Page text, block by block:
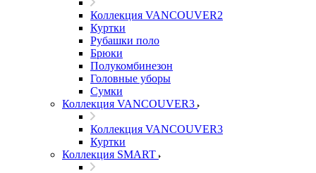
Коллекция VANCOUVER2
Куртки
Рубашки поло
Брюки
Полукомбинезон
Головные уборы
Сумки
Коллекция VANCOUVER3
Коллекция VANCOUVER3
Куртки
Коллекция SMART